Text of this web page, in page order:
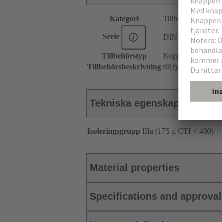
Kategori Tillbehör
Serie DIN 41612
Tillbehörstyp
Kopplingselement
Tillbehörsbeskrivning till typ F
Tekniska egenskaper
Isoleringsgrupp IIIa (175 ≤ CTI < 400)
Material properties
Specifications and